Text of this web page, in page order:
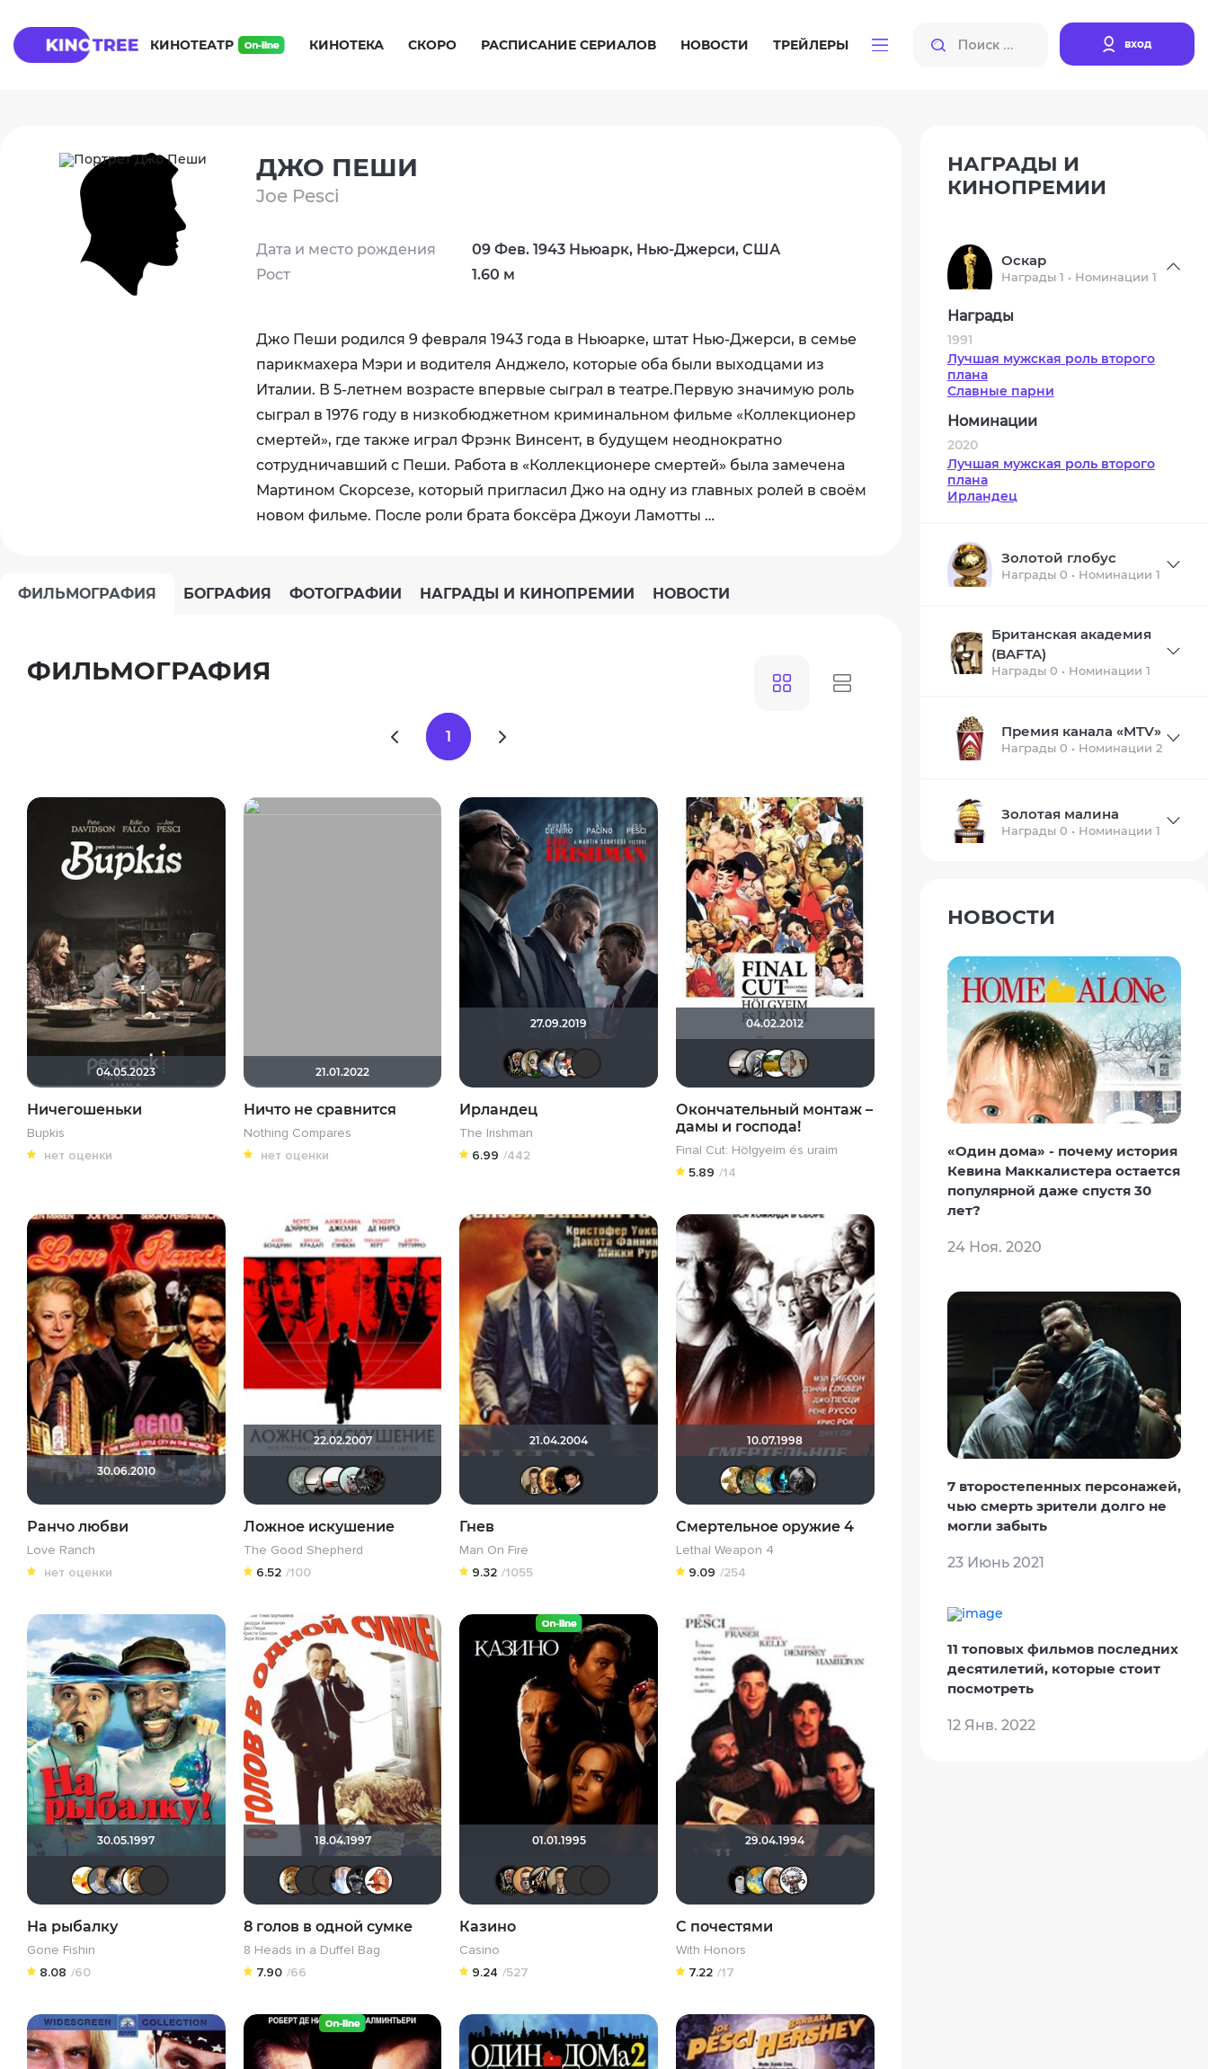
КИНОТЕАТР КИНОТЕКА СКОРО РАСПИСАНИЕ СЕРИАЛОВ НОВОСТИ ТРЕЙЛЕРЫ вход
ДЖО ПЕШИ
Joe Pesci
Дата и место рождения
Рост
09 Фев. 1943 Ньюарк, Нью-Джерси, США
1.60 м
Джо Пеши родился 9 февраля 1943 года в Ньюарке, штат Нью-Джерси, в семье
парикмахера Мэри и водителя Анджело, которые оба были выходцами из
Италии. В 5-летнем возрасте впервые сыграл в театре.Первую значимую роль
сыграл в 1976 году в низкобюджетном криминальном фильме «Коллекционер
смертей», где также играл Фрэнк Винсент, в будущем неоднократно
сотрудничавший с Пеши. Работа в «Коллекционере смертей» была замечена
Мартином Скорсезе, который пригласил Джо на одну из главных ролей в своём
новом фильме. После роли брата боксёра Джоуи Ламотты …
ФИЛЬМОГРАФИЯ БОГРАФИЯ ФОТОГРАФИИ НАГРАДЫ И КИНОПРЕМИИ НОВОСТИ
ФИЛЬМОГРАФИЯ
1
04.05.2023
Ничегошеньки
Bupkis
нет оценки
21.01.2022
Ничто не сравнится
Nothing Compares
нет оценки
27.09.2019
Бомжара с дробовиком
nothingtown_hero
Ирландец
The Irishman
6.99 /442
04.02.2012
Окончательный монтаж –
дамы и господа!
Final Cut: Hölgyeim és uraim
5.89 /14
30.06.2010
Ранчо любви
Love Ranch
нет оценки
22.02.2007
Taras_7777Виктор Валентинович
demonshadow
Ложное искушение
The Good Shepherd
6.52 /100
21.04.2004
Гнев
Man On Fire
9.32 /1055
10.07.1998
666ил
Смертельное оружие 4
Lethal Weapon 4
9.09 /254
30.05.1997
Thedenya vadim sXe
На рыбалку
Gone Fishin
8.08 /60
18.04.1997
murik147
Эши Слэши FlameRi_FOX
8 голов в одной сумке
8 Heads in a Duffel Bag
7.90 /66
01.01.1995
Бомжара с дробовиком
Slaveleon Фрэнк Пинатра
Казино
Casino
9.24 /527
29.04.1994
С почестями
With Honors
7.22 /17
НАГРАДЫ И
КИНОПРЕМИИ
Оскар
Награды 1 • Номинации 1
Награды
1991
Лучшая мужская роль второго
плана
Славные парни
Номинации
2020
Лучшая мужская роль второго
плана
Ирландец
Золотой глобус
Награды 0 • Номинации 1
Британская академия
(BAFTA)
Награды 0 • Номинации 1
Премия канала «MTV»
Награды 0 • Номинации 2
Золотая малина
Награды 0 • Номинации 1
НОВОСТИ
«Один дома» - почему история
Кевина Маккалистера остается
популярной даже спустя 30
лет?
24 Ноя. 2020
7 второстепенных персонажей,
чью смерть зрители долго не
могли забыть
23 Июнь 2021
11 топовых фильмов последних
десятилетий, которые стоит
посмотреть
12 Янв. 2022